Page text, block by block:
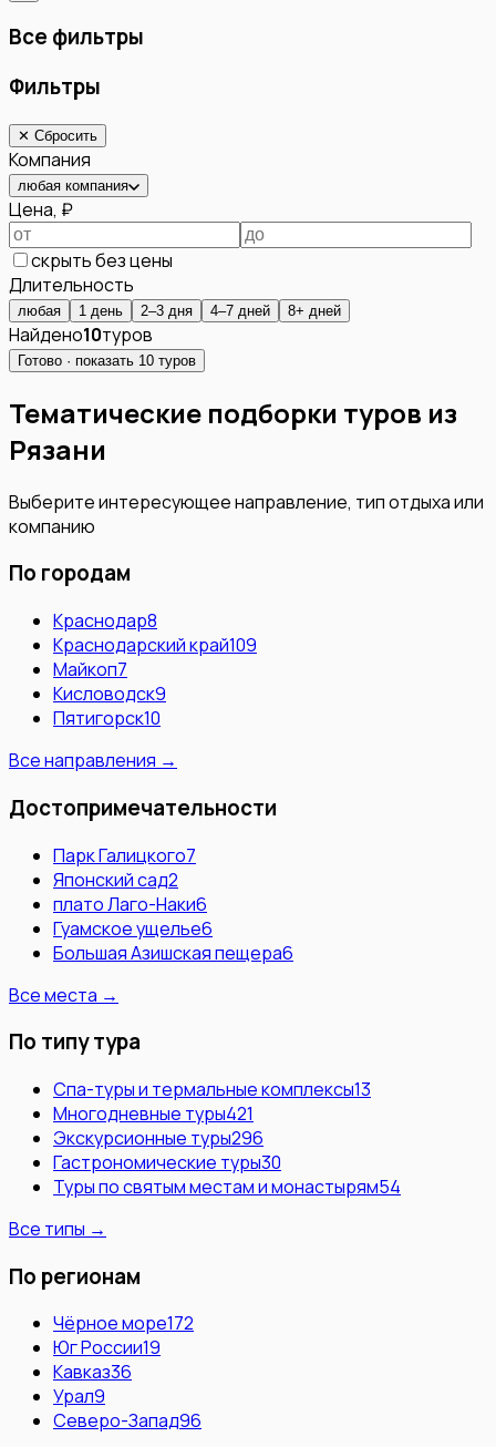
Все фильтры
Фильтры
✕ Сбросить
Компания
любая компания
Цена, ₽
скрыть без цены
Длительность
любая 1 день 2–3 дня 4–7 дней 8+ дней
Найдено10туров
Готово · показать 10 туров
Тематические подборки туров из
Рязани
Выберите интересующее направление, тип отдыха или
компанию
По городам
Краснодар8
Краснодарский край109
Майкоп7
Кисловодск9
Пятигорск10
Все направления →
Достопримечательности
Парк Галицкого7
Японский сад2
плато Лаго-Наки6
Гуамское ущелье6
Большая Азишская пещера6
Все места →
По типу тура
Спа-туры и термальные комплексы13
Многодневные туры421
Экскурсионные туры296
Гастрономические туры30
Туры по святым местам и монастырям54
Все типы →
По регионам
Чёрное море172
Юг России19
Кавказ36
Урал9
Северо-Запад96